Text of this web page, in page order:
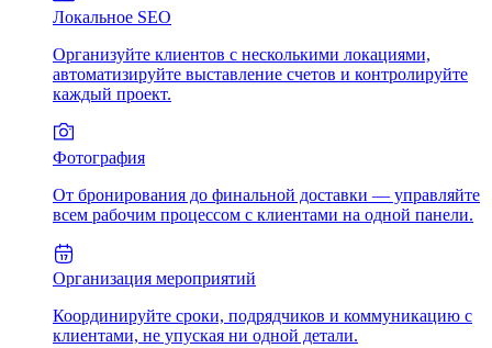
Локальное SEO
Организуйте клиентов с несколькими локациями,
автоматизируйте выставление счетов и контролируйте
каждый проект.
Фотография
От бронирования до финальной доставки — управляйте
всем рабочим процессом с клиентами на одной панели.
Организация мероприятий
Координируйте сроки, подрядчиков и коммуникацию с
клиентами, не упуская ни одной детали.